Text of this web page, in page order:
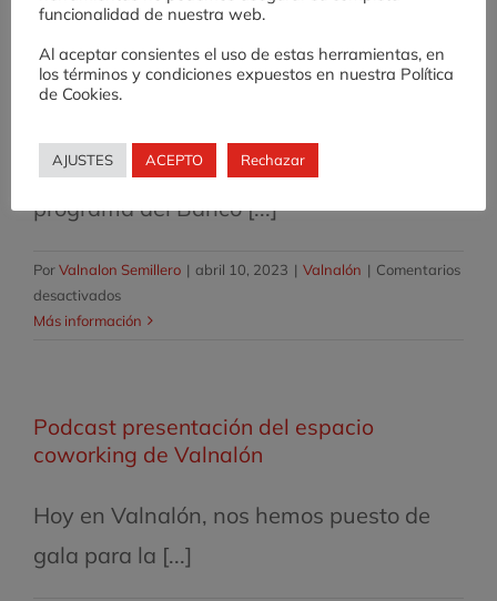
Racing
Cars
presenta
su
vehículo
de
Comienzo del Banco de Ensayos
Hoy ha dado comienzo en Valnalón el
programa del Banco [...]
PorValnalon Semillero | abril 10, 2023 | Valnalón | Comentarios
desactivadosen
Comienzo
Ensayos
Más información
Podcast presentación del espacio
coworking de Valnalón
Hoy en Valnalón, nos hemos puesto de
gala para la [...]
funcionalidad de nuestra web.
Al aceptar consientes el uso de estas herramientas, en
los términos y condiciones expuestos en nuestra Política
de Cookies.
AJUSTES ACEPTO Rechazar